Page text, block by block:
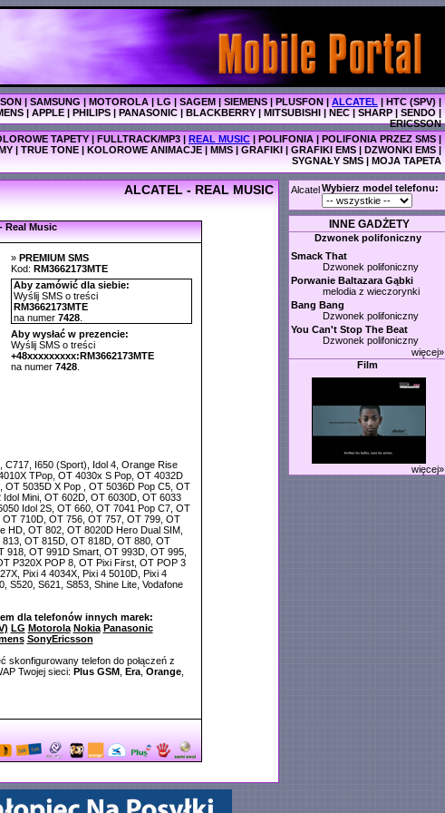
|SAMSUNG|MOTOROLA|LG|SAGEM|SIEMENS|PLUSFON|ALCATEL|HTC (SPV)|
|APPLE|PHILIPS|PANASONIC|BLACKBERRY|MITSUBISHI|NEC|SHARP|SENDO|
ERICSSON
TAPETY | FULLTRACK/MP3 | REAL MUSIC | POLIFONIA | POLIFONIA PRZEZ SMS |
| TRUE TONE | KOLOROWE ANIMACJE | MMS | GRAFIKI | GRAFIKI EMS | DZWONKI EMS |
SYGNAŁY SMS | MOJA TAPETA
ALCATEL - REAL MUSIC
Real Music
» PREMIUM SMS
Kod: RM3662173MTE
Aby zamówić dla siebie:
Wyślij SMS o treści
RM3662173MTE
na numer 7428.
Aby wysłać w prezencie:
Wyślij SMS o treści
+48xxxxxxxxx:RM3662173MTE
na numer 7428.
C717, I650 (Sport), Idol 4, Orange Rise
TPop, OT 4030x S Pop, OT 4032D
5035D X Pop , OT 5036D Pop C5, OT
Mini, OT 602D, OT 6030D, OT 6033
Idol 2S, OT 660, OT 7041 Pop C7, OT
710D, OT 756, OT 757, OT 799, OT
HD, OT 802, OT 8020D Hero Dual SIM,
OT 815D, OT 818D, OT 880, OT
OT 991D Smart, OT 993D, OT 995,
P320X POP 8, OT Pixi First, OT POP 3
Pixi 4 4034X, Pixi 4 5010D, Pixi 4
S520, S621, S853, Shine Lite, Vodafone
dla telefonów innych marek:
LG Motorola Nokia Panasonic
SonyEricsson
skonfigurowany telefon do połączeń z
Twojej sieci: Plus GSM, Era, Orange,
Wybierz model telefonu:
Alcatel
INNE GADŻETY
Dzwonek polifoniczny
Smack That
Dzwonek polifoniczny
Porwanie Baltazara Gąbki
melodia z wieczorynki
Bang Bang
Dzwonek polifoniczny
You Can't Stop The Beat
Dzwonek polifoniczny
więcej»
Film
więcej»